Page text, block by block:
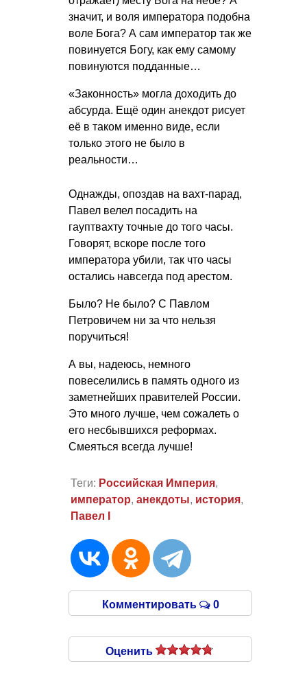
значит, и воля императора подобна
воле Бога? А сам император так же
повинуется Богу, как ему самому
повинуются подданные…
«Законность» могла доходить до
абсурда. Ещё один анекдот рисует
её в таком именно виде, если
только этого не было в
реальности…
Однажды, опоздав на вахт-парад,
Павел велел посадить на
гауптвахту точные до того часы.
Говорят, вскоре после того
императора убили, так что часы
остались навсегда под арестом.
Было? Не было? С Павлом
Петровичем ни за что нельзя
поручиться!
А вы, надеюсь, немного
повеселились в память одного из
заметнейших правителей России.
Это много лучше, чем сожалеть о
его несбывшихся реформах.
Смеяться всегда лучше!
Теги: Российская Империя,
император, анекдоты, история,
Павел I
Комментировать 0
Оценить